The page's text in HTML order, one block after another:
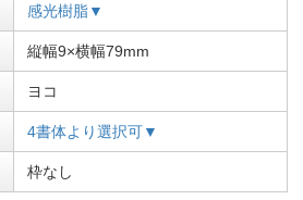
感光樹脂▼
縦幅9×横幅79mm
ヨコ
4書体より選択可▼
枠なし